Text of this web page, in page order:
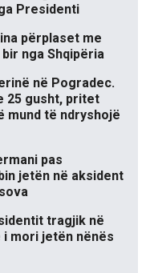
Presidenti
përplaset me
nga Shqipëria
në Pogradec.
25 gusht, pritet
mund të ndryshojë
pas
jetën në aksident
tragjik në
i mori jetën nënës